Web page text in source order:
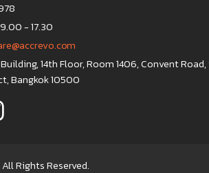
- 17.30
e @ a c c r e v o . c o m
14th Floor, Room 1406, Convent
Bangkok 10500
Rights Reserved.